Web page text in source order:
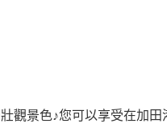
觀景色♪您可以享受在加田